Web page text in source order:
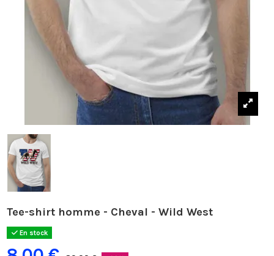
Tee-shirt homme - Cheval - Wild West
En stock